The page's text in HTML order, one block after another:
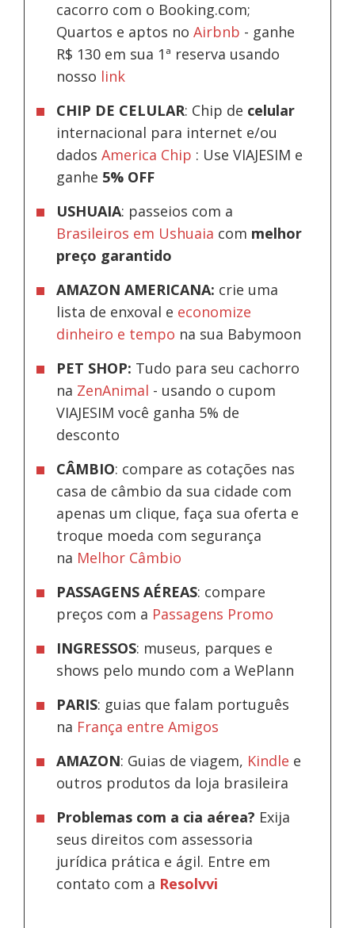
cacorro com o Booking.com;
Quartos e aptos noAirbnb - ganhe
R$ 130 em sua 1ª reserva usando
nosso link
CHIP DE CELULAR: Chip de celular
internacional para internet e/ou
dadosAmerica Chip : Use VIAJESIM e
ganhe 5% OFF
USHUAIA: passeios com a
Brasileiros em Ushuaia com melhor
preço garantido
AMAZON AMERICANA: crie uma
lista de enxoval e economize
dinheiro e tempo na sua Babymoon
PET SHOP: Tudo para seu cachorro
na ZenAnimal - usando o cupom
VIAJESIM você ganha 5% de
desconto
CÂMBIO: compare as cotações nas
casa de câmbio da sua cidade com
apenas um clique, faça sua oferta e
troque moeda com segurança
na Melhor Câmbio
PASSAGENS AÉREAS: compare
preços com a Passagens Promo
INGRESSOS: museus, parques e
shows pelo mundo com a WePlann
PARIS: guias que falam português
na França entre Amigos
AMAZON: Guias de viagem, Kindle e
outros produtos da loja brasileira
Problemas com a cia aérea? Exija
seus direitos com assessoria
jurídica prática e ágil. Entre em
contato com a Resolvvi